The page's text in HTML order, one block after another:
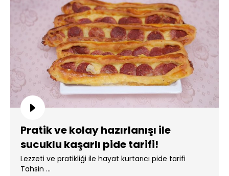
Pratik ve kolay hazırlanışı ile
sucuklu kaşarlı pide tarifi!
Lezzeti ve pratikliği ile hayat kurtarıcı pide tarifi
Tahsin ...